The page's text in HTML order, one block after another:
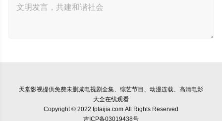
天堂影视提供免费未删减电视剧全集、综艺节目、动漫连载、高清电影
大全在线观看
Copyright © 2022 fptaijia.com All Rights Reserved
吉ICP备03019438号